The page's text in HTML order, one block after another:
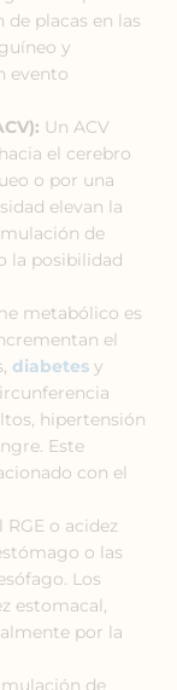
placas en las
y
evento
Un ACV
el cerebro
o por una
elevan la
de
la posibilidad
metabólico es
el
diabetes y
hipertensión
Este
con el
RGE o acidez
o las
Los
estomacal,
por la
de